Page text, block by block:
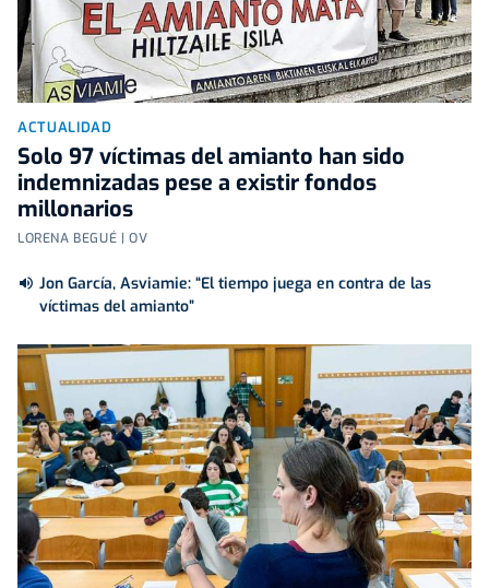
ACTUALIDAD
Solo 97 víctimas del amianto han sido
indemnizadas pese a existir fondos
millonarios
LORENA BEGUÉ | OV
Jon García, Asviamie: “El tiempo juega en contra de las
víctimas del amianto”